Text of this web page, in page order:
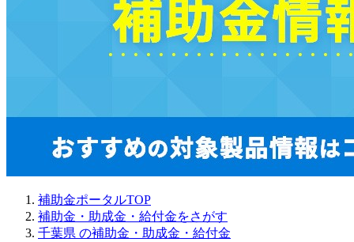
補助金ポータルTOP
補助金・助成金・給付金をさがす
千葉県 の補助金・助成金・給付金